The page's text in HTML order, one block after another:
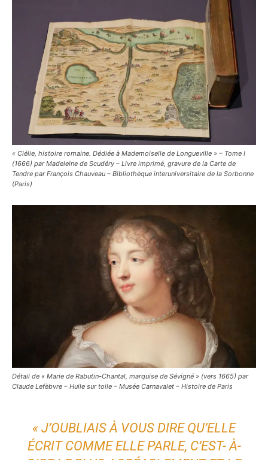
« Clélie, histoire romaine. Dédiée à Mademoiselle de Longueville » – Tome I
(1666) par Madeleine de Scudéry – Livre imprimé, gravure de la Carte de
Tendre par François Chauveau – Bibliothèque interuniversitaire de la Sorbonne
(Paris)
Détail de « Marie de Rabutin-Chantal, marquise de Sévigné » (vers 1665) par
Claude Lefèbvre – Huile sur toile – Musée Carnavalet – Histoire de Paris
« J’OUBLIAIS À VOUS DIRE QU’ELLE
ÉCRIT COMME ELLE PARLE, C’EST- À-